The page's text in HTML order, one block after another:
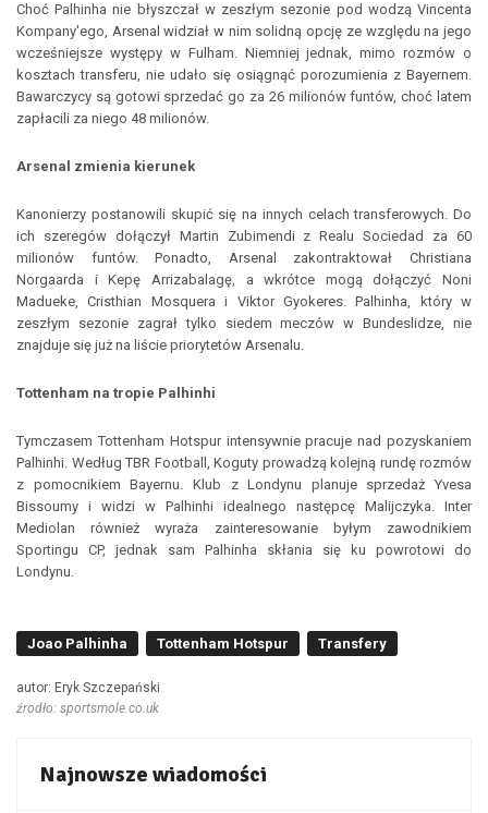
Choć Palhinha nie błyszczał w zeszłym sezonie pod wodzą Vincenta
Kompany'ego, Arsenal widział w nim solidną opcję ze względu na jego
wcześniejsze występy w Fulham. Niemniej jednak, mimo rozmów o
kosztach transferu, nie udało się osiągnąć porozumienia z Bayernem.
Bawarczycy są gotowi sprzedać go za 26 milionów funtów, choć latem
zapłacili za niego 48 milionów.
Arsenal zmienia kierunek
Kanonierzy postanowili skupić się na innych celach transferowych. Do
ich szeregów dołączył Martin Zubimendi z Realu Sociedad za 60
milionów funtów. Ponadto, Arsenal zakontraktował Christiana
Norgaarda i Kepę Arrizabalagę, a wkrótce mogą dołączyć Noni
Madueke, Cristhian Mosquera i Viktor Gyokeres. Palhinha, który w
zeszłym sezonie zagrał tylko siedem meczów w Bundeslidze, nie
znajduje się już na liście priorytetów Arsenalu.
Tottenham na tropie Palhinhi
Tymczasem Tottenham Hotspur intensywnie pracuje nad pozyskaniem
Palhinhi. Według TBR Football, Koguty prowadzą kolejną rundę rozmów
z pomocnikiem Bayernu. Klub z Londynu planuje sprzedaż Yvesa
Bissoumy i widzi w Palhinhi idealnego następcę Malijczyka. Inter
Mediolan również wyraża zainteresowanie byłym zawodnikiem
Sportingu CP, jednak sam Palhinha skłania się ku powrotowi do
Londynu.
Joao Palhinha Tottenham Hotspur Transfery
autor: Eryk Szczepański
źrodło: sportsmole.co.uk
Najnowsze wiadomości